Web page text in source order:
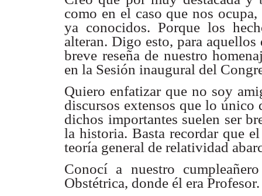
como en el caso que nos
ya conocidos. Porque los
alteran. Digo esto, para
breve reseña de nuestro
en la Sesión inaugural del
Quiero enfatizar que no soy
discursos extensos que lo
dichos importantes suelen ser
la historia. Basta recordar que
teoría general de relatividad
Conocí a nuestro
Obstétrica, donde él era Profesor.